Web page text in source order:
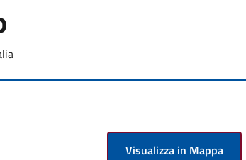
Visualizza in Mappa